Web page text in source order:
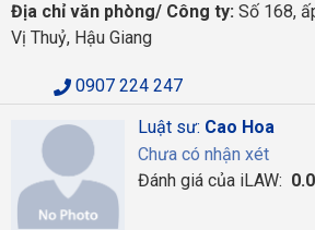
Địa chỉ văn phòng/ Công ty: Số 168,
Vị Thuỷ, Hậu Giang
0907 224 247
Luật sư: Cao Hoa
Chưa có nhận xét
Đánh giá của iLAW: 0.0